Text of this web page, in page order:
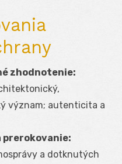
zhodnotenie:
význam; autenticita a
prerokovanie:
a dotknutých